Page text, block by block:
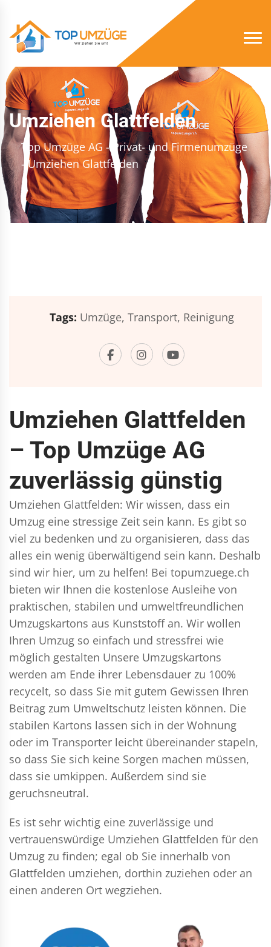
Umziehen Glattfelden
Top Umzüge AG - Privat- und Firmenumzüge
- Umziehen Glattfelden
Tags: Umzüge, Transport, Reinigung
Umziehen Glattfelden
– Top Umzüge AG
zuverlässig günstig
Umziehen Glattfelden: Wir wissen, dass ein
Umzug eine stressige Zeit sein kann. Es gibt so
viel zu bedenken und zu organisieren, dass das
alles ein wenig überwältigend sein kann. Deshalb
sind wir hier, um zu helfen! Bei topumzuege.ch
bieten wir Ihnen die kostenlose Ausleihe von
praktischen, stabilen und umweltfreundlichen
Umzugskartons aus Kunststoff an. Wir wollen
Ihren Umzug so einfach und stressfrei wie
möglich gestalten Unsere Umzugskartons
werden am Ende ihrer Lebensdauer zu 100%
recycelt, so dass Sie mit gutem Gewissen Ihren
Beitrag zum Umweltschutz leisten können. Die
stabilen Kartons lassen sich in der Wohnung
oder im Transporter leicht übereinander stapeln,
so dass Sie sich keine Sorgen machen müssen,
dass sie umkippen. Außerdem sind sie
geruchsneutral.
Es ist sehr wichtig eine zuverlässige und
vertrauenswürdige Umziehen Glattfelden für den
Umzug zu finden; egal ob Sie innerhalb von
Glattfelden umziehen, dorthin zuziehen oder an
einen anderen Ort wegziehen.